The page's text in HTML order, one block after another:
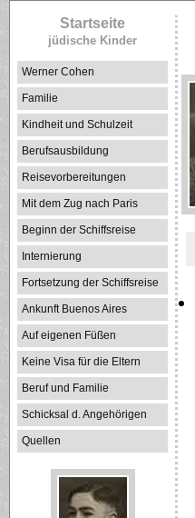
Startseite
jüdische Kinder
Werner Cohen
Familie
Kindheit und Schulzeit
Berufsausbildung
Reisevorbereitungen
Mit dem Zug nach Paris
Beginn der Schiffsreise
Internierung
Fortsetzung der Schiffsreise
Ankunft Buenos Aires
Auf eigenen Füßen
Keine Visa für die Eltern
Beruf und Familie
Schicksal d. Angehörigen
Quellen